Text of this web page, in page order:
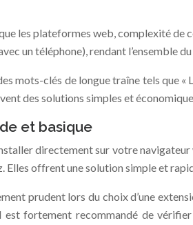
les plateformes web, complexité
un téléphone), rendant l’ensemble
clés de longue traîne tels que «
des solutions simples et
et basique
directement sur votre
offrent une solution simple et
prudent lors du choix d’une
fortement recommandé de